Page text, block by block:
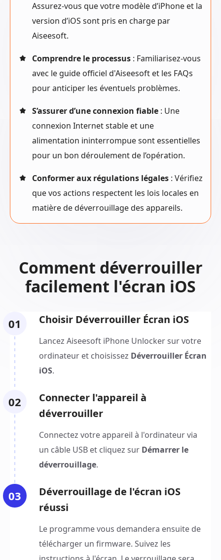
Assurez-vous que votre modèle d’iPhone et la
version d’iOS sont pris en charge par
Aiseesoft.
Comprendre le processus : Familiarisez-vous
avec le guide officiel d'Aiseesoft et les FAQs
pour anticiper les éventuels problèmes.
S’assurer d’une connexion fiable : Une
connexion Internet stable et une
alimentation ininterrompue sont essentielles
pour un bon déroulement de l’opération.
Conformer aux régulations légales : Vérifiez
que vos actions respectent les lois locales en
matière de déverrouillage des appareils.
Comment déverrouiller
facilement l'écran iOS
01 Choisir Déverrouiller Écran iOS
Lancez Aiseesoft iPhone Unlocker sur votre
ordinateur et choisissez Déverrouiller Écran
iOS.
02
Connecter l'appareil à
déverrouiller
Connectez votre appareil à l'ordinateur via
un câble USB et cliquez sur Démarrer le
déverrouillage.
03
Déverrouillage de l'écran iOS
réussi
Le programme vous demandera ensuite de
télécharger un firmware. Suivez les